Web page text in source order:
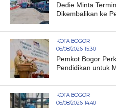
Dedie Minta
Dikembalikan ke
KOTA BOGOR
06/08/2026 15:30
Pemkot Bogor
Pendidikan untuk
KOTA BOGOR
06/08/2026 14:40